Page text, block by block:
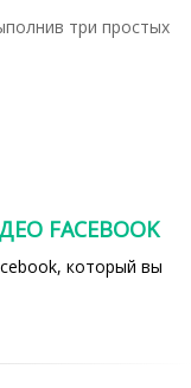
три простых
FACEBOOK
который вы